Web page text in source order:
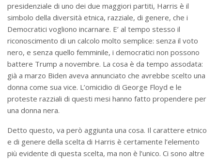
presidenziale di uno dei due maggiori partiti, Harris è il
simbolo della diversità etnica, razziale, di genere, che i
Democratici vogliono incarnare. E’ al tempo stesso il
riconoscimento di un calcolo molto semplice: senza il voto
nero, e senza quello femminile, i democratici non possono
battere Trump a novembre. La cosa è da tempo assodata:
già a marzo Biden aveva annunciato che avrebbe scelto una
donna come sua vice. L’omicidio di George Floyd e le
proteste razziali di questi mesi hanno fatto propendere per
una donna nera.
Detto questo, va però aggiunta una cosa. Il carattere etnico
e di genere della scelta di Harris è certamente l’elemento
più evidente di questa scelta, ma non è l’unico. Ci sono altre